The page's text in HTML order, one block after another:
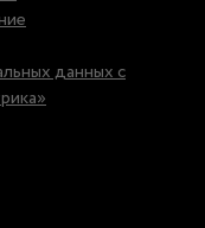
данных с